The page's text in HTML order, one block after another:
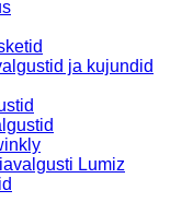
ja kujundid
Lumiz